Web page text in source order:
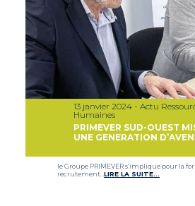
13 janvier 2024 - Actu
Humaines
PRIMEVER SUD-OUEST
UNE GENERATION
le Groupe PRIMEVER s’implique pour la
recrutement…LIRE LA SUITE…